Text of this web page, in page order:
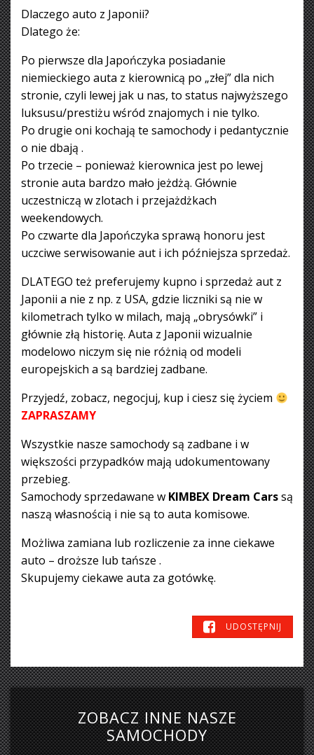
Dlaczego auto z Japonii?
Dlatego że:
Po pierwsze dla Japończyka posiadanie
niemieckiego auta z kierownicą po „złej” dla nich
stronie, czyli lewej jak u nas, to status najwyższego
luksusu/prestiżu wśród znajomych i nie tylko.
Po drugie oni kochają te samochody i pedantycznie
o nie dbają .
Po trzecie – ponieważ kierownica jest po lewej
stronie auta bardzo mało jeżdżą. Głównie
uczestniczą w zlotach i przejażdżkach
weekendowych.
Po czwarte dla Japończyka sprawą honoru jest
uczciwe serwisowanie aut i ich późniejsza sprzedaż.
DLATEGO też preferujemy kupno i sprzedaż aut z
Japonii a nie z np. z USA, gdzie liczniki są nie w
kilometrach tylko w milach, mają „obrysówki” i
głównie złą historię. Auta z Japonii wizualnie
modelowo niczym się nie różnią od modeli
europejskich a są bardziej zadbane.
Przyjedź, zobacz, negocjuj, kup i ciesz się życiem
ZAPRASZAMY
Wszystkie nasze samochody są zadbane i w
większości przypadków mają udokumentowany
przebieg.
Samochody sprzedawane w KIMBEX Dream Carssą
naszą własnością i nie są to auta komisowe.
Możliwa zamiana lub rozliczenie za inne ciekawe
auto – droższe lub tańsze .
Skupujemy ciekawe auta za gotówkę.
UDOSTĘPNIJ
ZOBACZ INNE NASZE
SAMOCHODY